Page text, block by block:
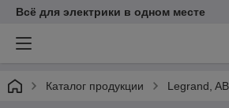
Всё для электрики в одном месте
Каталог продукции Legrand,